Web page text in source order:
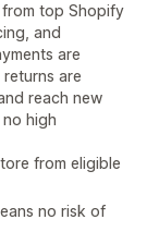
top Shopify
and
are
are
reach new
high
from eligible
no risk of